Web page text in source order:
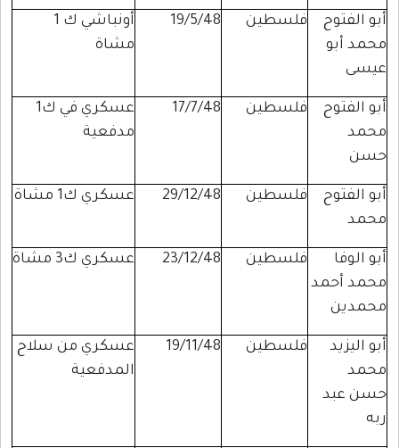
أبو الفتوح
محمد أبو
عيسى
فلسطين 19/5/48
أونباشي ك 1
مشاة
أبو الفتوح
محمد
حسن
فلسطين 17/7/48
عسكري في ك1
مدفعية
أبو الفتوح
محمد
فلسطين 29/12/48 عسكري ك1 مشاة
أبو الوفا
محمد أحمد
محمدين
فلسطين 23/12/48 عسكري ك3 مشاة
أبو اليزيد
محمد
حسن عبد
ربه
فلسطين 19/11/48
عسكري من سلاح
المدفعية